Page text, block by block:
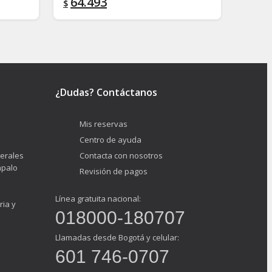
$
y
¿Dudas? Contáctanos
Mis reservas
Centro de ayuda
Contacta con nosotros
Revisión de pagos
Línea gratuita nacional:
018000-180707
Llamadas desde Bogotá y celular:
601 746-0707